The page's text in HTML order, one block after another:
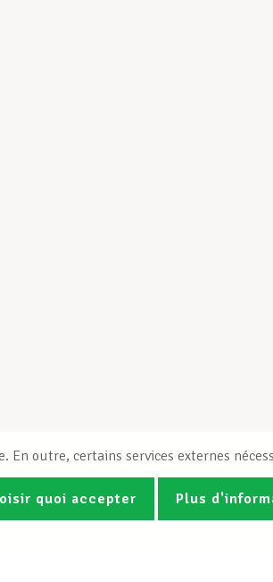
En outre, certains services externes
quoi accepter Plus